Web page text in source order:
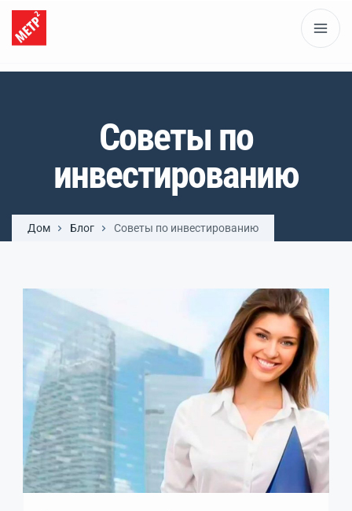
Советы по
инвестированию
Дом Блог Советы по инвестированию